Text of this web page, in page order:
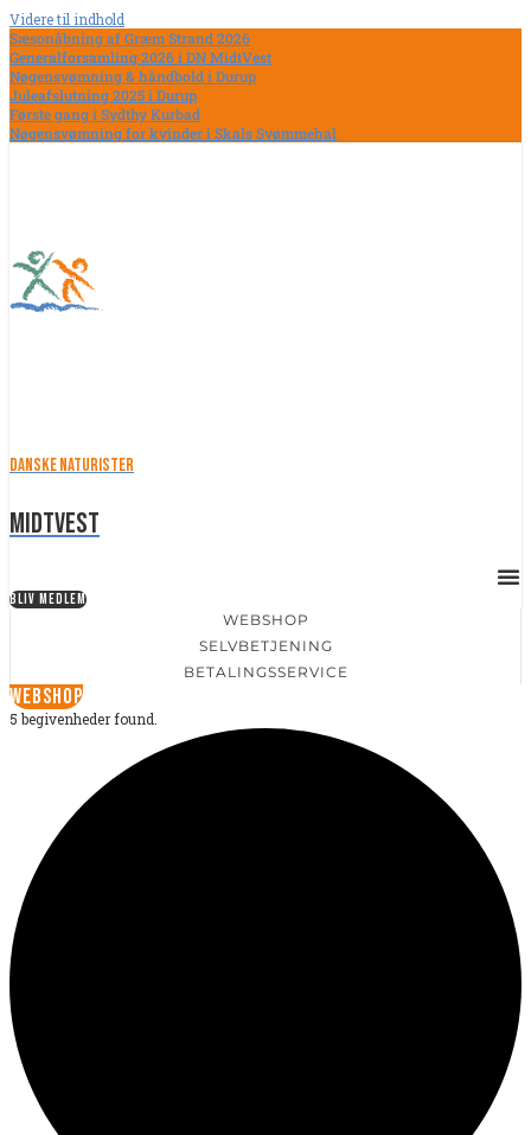
Videre til indhold
Sæsonåbning af Græm Strand 2026
Generalforsamling 2026 i DN MidtVest
Nøgensvømning & håndbold i Durup
Juleafslutning 2025 i Durup
Første gang i Sydthy Kurbad
Nøgensvømning for kvinder i Skals Svømmehal
Danske Naturister
MidtVest
BLIV MEDLEM
WEBSHOP
SELVBETJENING
BETALINGSSERVICE
WEBSHOP
5 begivenheder found.